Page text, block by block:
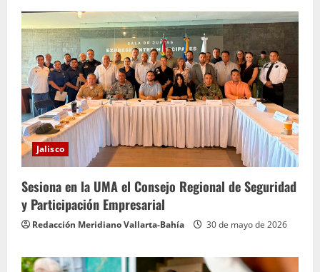
Jalisco
Sesiona en la UMA el Consejo Regional de Seguridad
y Participación Empresarial
Redacción Meridiano Vallarta-Bahía 30 de mayo de 2026